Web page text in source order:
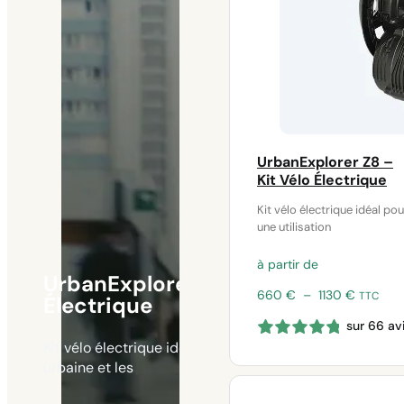
UrbanExplorer Z8 –
Kit Vélo Électrique
Kit vélo électrique idéal
une utilisation
à partir de
660 € – 1130 € Plage
prix :
à
TTC
sur 66
UrbanExplorer Z8 – Kit Vélo
Électrique
Kit vélo électrique idéal pour une utilisation
urbaine et les